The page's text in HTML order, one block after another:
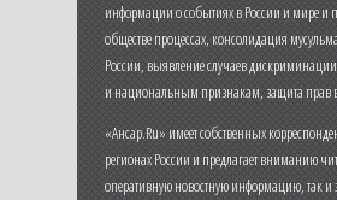
информации о событиях в России и мире и
обществе процессах, консолидация
России, выявление случаев
и национальным признакам, защита прав
«Ансар.Ru» имеет собственных
регионах России и предлагает вниманию
оперативную новостную информацию, так